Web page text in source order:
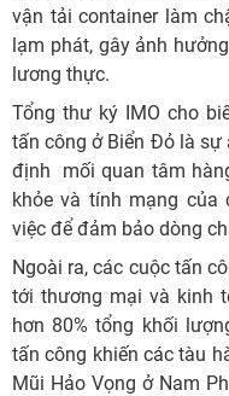
vận tải container làm
lạm phát, gây ảnh
lương thực.
Tổng thư ký IMO cho
tấn công ở Biển Đỏ là sự
định mối quan tâm
khỏe và tính mạng của
việc để đảm bảo dòng
Ngoài ra, các cuộc tấn
tới thương mại và kinh
hơn 80% tổng khối
tấn công khiến các tàu
Mũi Hảo Vọng ở Nam